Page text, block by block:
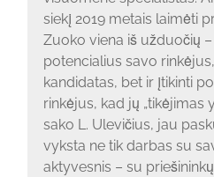
siekį 2019 metais laimėti
Zuoko viena iš užduočių
potencialius savo
kandidatas, bet ir įtikinti
rinkėjus, kad jų „tikėjimas
sako L. Ulevičius, jau
vyksta ne tik darbas su
aktyvesnis – su